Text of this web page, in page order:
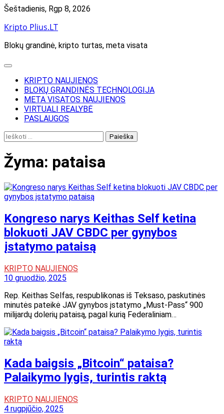
Skip
content
Šeštadienis, Rgp 8, 2026
Kripto Plius.LT
Blokų grandinė, kripto turtas, meta visata
KRIPTO NAUJIENOS
BLOKŲ GRANDINĖS TECHNOLOGIJA
META VISATOS NAUJIENOS
VIRTUALI REALYBĖ
PASLAUGOS
Ieškoti:
Žyma: pataisa
Kongreso narys Keithas Self ketina
blokuoti JAV CBDC per gynybos
įstatymo pataisą
KRIPTO NAUJIENOS
10 gruodžio, 2025
Rep. Keithas Selfas, respublikonas iš Teksaso, paskutinės
minutės pateikė JAV gynybos įstatymo „Must-Pass“ 900
milijardų dolerių pataisą, pagal kurią Federaliniam…
Kada baigsis „Bitcoin“ pataisa?
Palaikymo lygis, turintis raktą
KRIPTO NAUJIENOS
4 rugpjūčio, 2025